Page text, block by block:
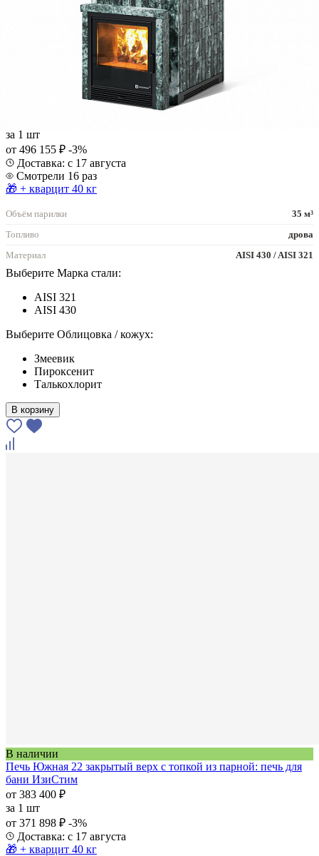
Печь Южная 35 закрытый верх с топкой из парной: печь для
за 1 шт
от 496 155 ₽ -3%
Доставка: с 17 августа
Смотрели 16 раз
🎁 + кварцит 40 кг
Объём парилки
35 м³
Топливо
дрова
Материал
AISI 430 / AISI 321
Выберите Марка стали:
AISI 321
AISI 430
Выберите Облицовка / кожух:
Змеевик
Пироксенит
Талькохлорит
В корзину
В наличии
Печь Южная 22 закрытый верх с топкой из парной: печь для
бани ИзиСтим
от 383 400 ₽
за 1 шт
от 371 898 ₽ -3%
Доставка: с 17 августа
🎁 + кварцит 40 кг